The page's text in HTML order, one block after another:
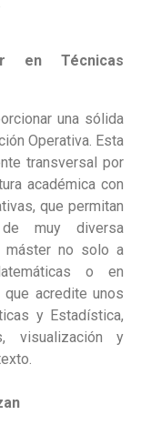
en Técnicas
una sólida
Operativa. Esta
transversal por
académica con
que permitan
muy diversa
máster no solo a
o en
acredite unos
y Estadística,
visualización y